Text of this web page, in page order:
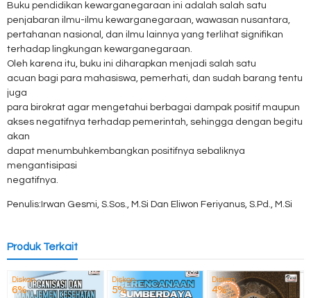
Buku pendidikan kewarganegaraan ini adalah salah satu
penjabaran ilmu-ilmu kewarganegaraan, wawasan nusantara,
pertahanan nasional, dan ilmu lainnya yang terlihat signifikan
terhadap lingkungan kewarganegaraan.
Oleh karena itu, buku ini diharapkan menjadi salah satu
acuan bagi para mahasiswa, pemerhati, dan sudah barang tentu
juga
para birokrat agar mengetahui berbagai dampak positif maupun
akses negatifnya terhadap pemerintah, sehingga dengan begitu
akan
dapat menumbuhkembangkan positifnya sebaliknya
mengantisipasi
negatifnya.
Penulis:Irwan Gesmi, S.Sos., M.Si Dan Eliwon Feriyanus, S.Pd., M.Si
Produk Terkait
Diskon
6%
Diskon
5%
Diskon
4%